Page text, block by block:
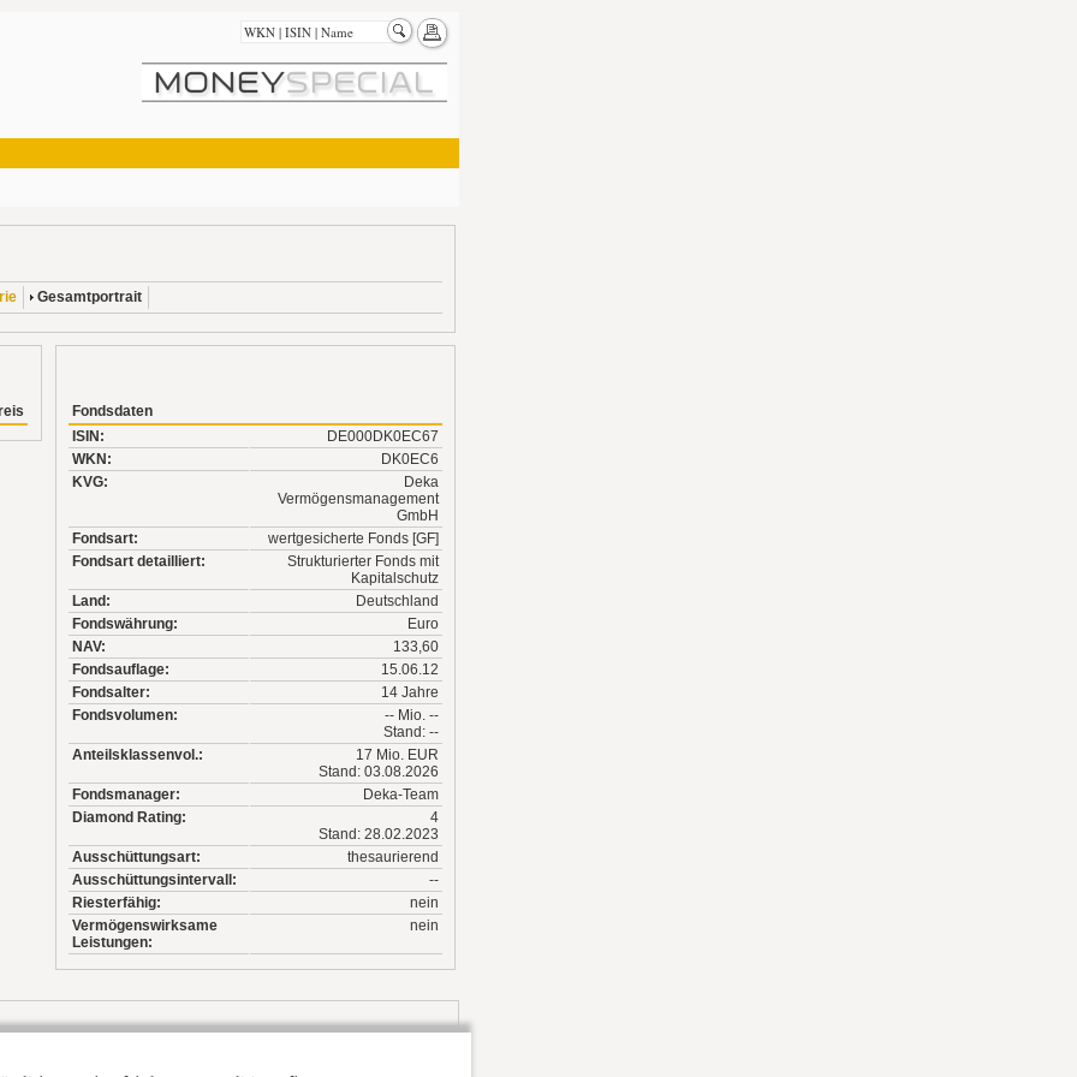
Gesamtportrait
Fondsdaten
ISIN:
DE000DK0EC67
WKN:
DK0EC6
KVG:
Deka
Vermögensmanagement
GmbH
Fondsart:
wertgesicherte Fonds [GF]
Fondsart detailliert:
Strukturierter Fonds mit
Kapitalschutz
Land:
Deutschland
Fondswährung:
Euro
NAV:
133,60
Fondsauflage:
15.06.12
Fondsalter:
14 Jahre
Fondsvolumen:
-- Mio. --
Stand: --
Anteilsklassenvol.:
17 Mio. EUR
Stand: 03.08.2026
Fondsmanager:
Deka-Team
Diamond Rating:
4
Stand: 28.02.2023
Ausschüttungsart:
thesaurierend
Ausschüttungsintervall:
--
Riesterfähig:
nein
Vermögenswirksame
Leistungen:
nein